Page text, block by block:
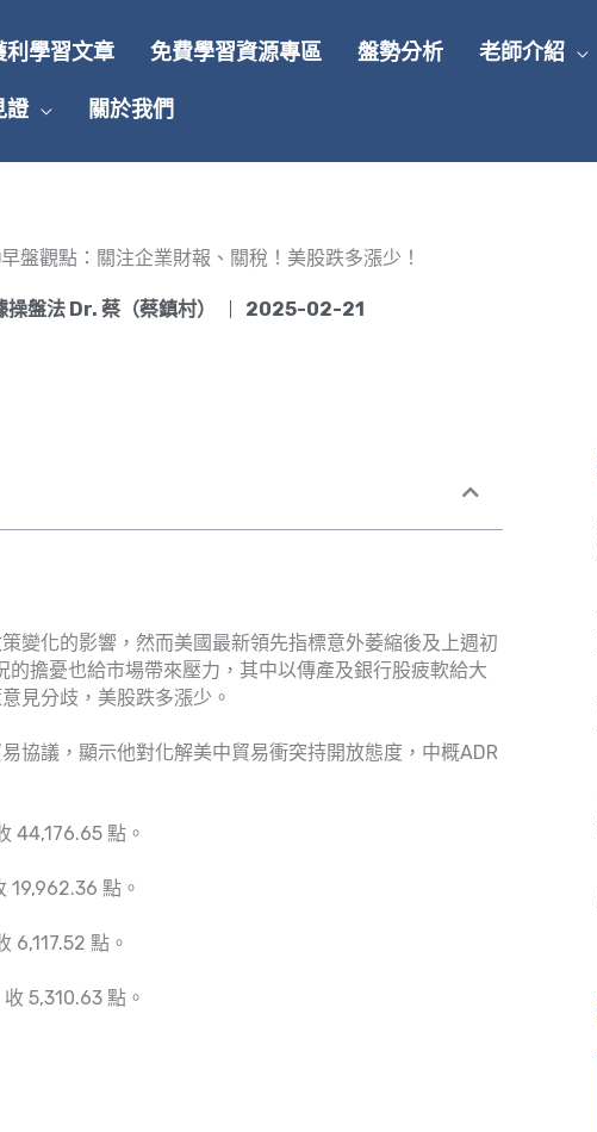
利學習文章 免費學習資源專區 盤勢分析 老師介紹
證 關於我們
盤觀點：關注企業財報、關稅！美股跌多漲少！
操盤法 Dr. 蔡（蔡鎮村） 2025-02-21
變化的影響，然而美國最新領先指標意外萎縮後及上週初
擔憂也給市場帶來壓力，其中以傳產及銀行股疲軟給大
見分歧，美股跌多漲少。
協議，顯示他對化解美中貿易衝突持開放態度，中概ADR
44,176.65 點。
點。
點。
5,310.63 點。